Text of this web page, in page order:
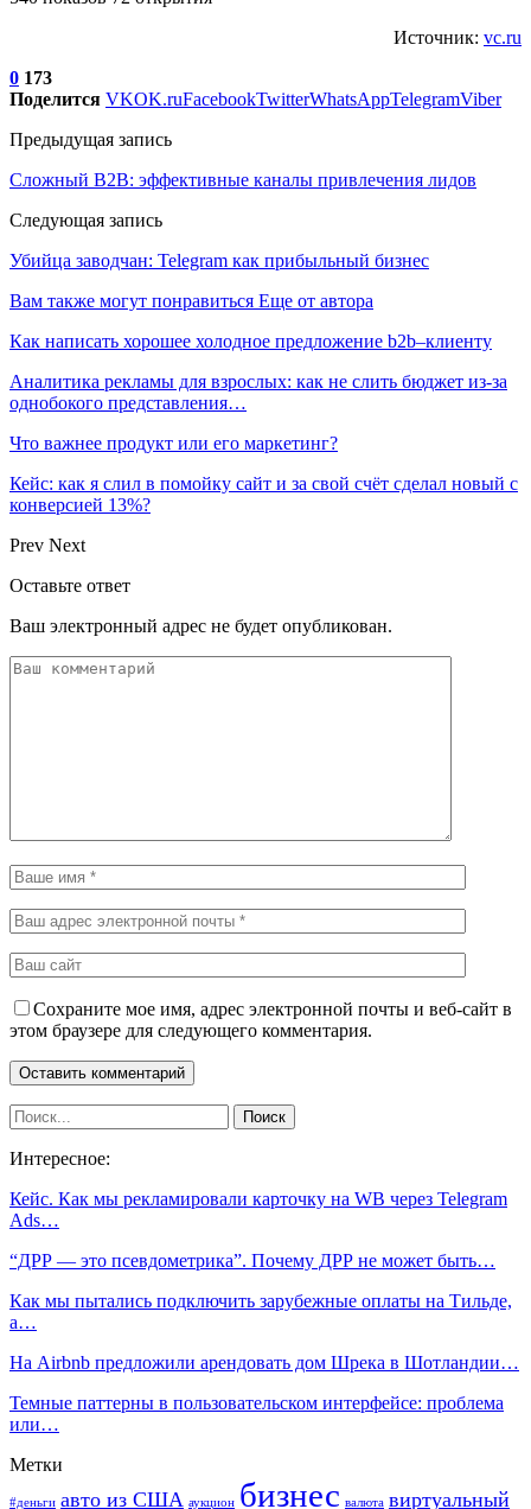
Источник: vc.ru
0 173
Поделится VKOK.ruFacebookTwitterWhatsAppTelegramViber
Предыдущая запись
Сложный B2B: эффективные каналы привлечения лидов
Следующая запись
Убийца заводчан: Telegram как прибыльный бизнес
Вам также могут понравиться Еще от автора
Как написать хорошее холодное предложение b2b–клиенту
Аналитика рекламы для взрослых: как не слить бюджет из-за
однобокого представления…
Что важнее продукт или его маркетинг?
Кейс: как я слил в помойку сайт и за свой счёт сделал новый с
конверсией 13%?
Prev Next
Оставьте ответ
Ваш электронный адрес не будет опубликован.
Сохраните мое имя, адрес электронной почты и веб-сайт в
этом браузере для следующего комментария.
Интересное:
Кейс. Как мы рекламировали карточку на WB через Telegram
Ads…
“ДРР — это псевдометрика”. Почему ДРР не может быть…
Как мы пытались подключить зарубежные оплаты на Тильде,
а…
На Airbnb предложили арендовать дом Шрека в Шотландии…
Темные паттерны в пользовательском интерфейсе: проблема
или…
Метки
#деньги авто из США аукцион бизнес валюта виртуальный